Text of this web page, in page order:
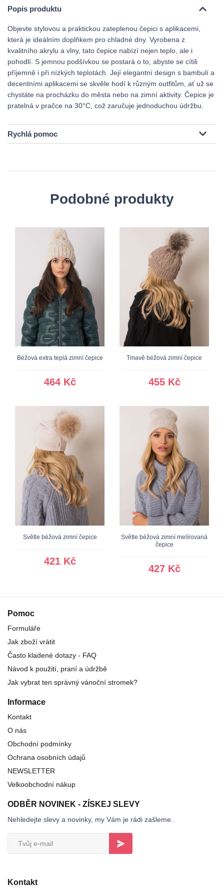
Popis produktu
Objevte stylovou a praktickou zateplenou čepici s aplikacemi,
která je ideálním doplňkem pro chladné dny. Vyrobena z
kvalitního akrylu a vlny, tato čepice nabízí nejen teplo, ale i
pohodlí. S jemnou podšívkou se postará o to, abyste se cítili
příjemně i při nízkých teplotách. Její elegantní design s bambulí a
decentními aplikacemi se skvěle hodí k různým outfitům, ať už se
chystáte na procházku do města nebo na zimní aktivity. Čepice je
pratelná v pračce na 30°C, což zaručuje jednoduchou údržbu.
Rychlá pomoc
Podobné produkty
Béžová extra teplá zimní čepice
464 Kč
Tmavě béžová zimní čepice
455 Kč
Světle béžová zimní čepice
421 Kč
Světle béžová zimní melírovaná
čepice
427 Kč
Pomoc
Formuláře
Jak zboží vrátit
Často kladené dotazy - FAQ
Návod k použití, praní a údržbě
Jak vybrat ten správný vánoční stromek?
Informace
Kontakt
O nás
Obchodní podmínky
Ochrana osobních údajů
NEWSLETTER
Velkoobchodní nákup
ODBĚR NOVINEK - ZÍSKEJ SLEVY
Nehledejte slevy a novinky, my Vám je rádi zašleme.
Kontakt